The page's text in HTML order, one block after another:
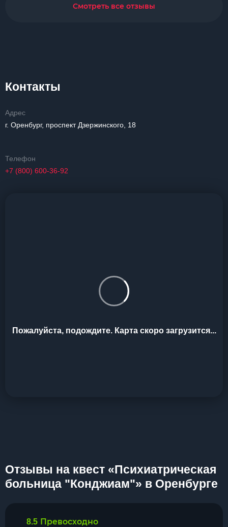
Смотреть все отзывы
Контакты
Адрес
г. Оренбург, проспект Дзержинского, 18
Телефон
+7 (800) 600-36-92
Пожалуйста, подождите. Карта скоро загрузится...
Отзывы на квест «Психиатрическая
больница "Конджиам"» в Оренбурге
8.5 Превосходно